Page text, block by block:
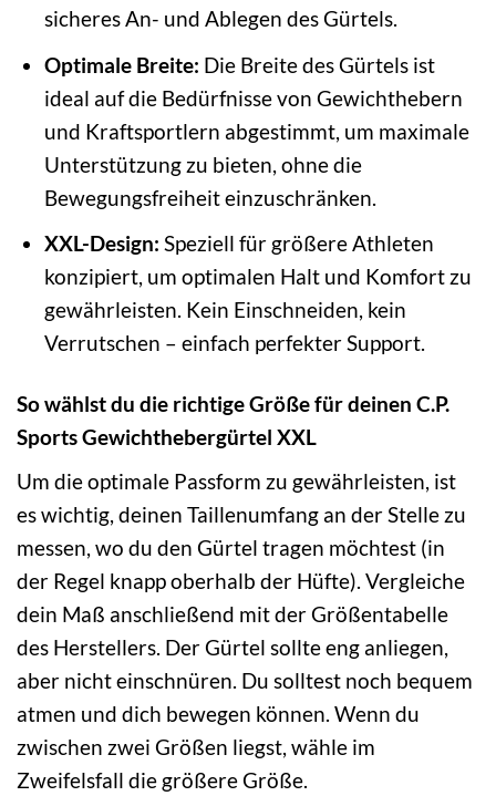
sicheres An- und Ablegen des Gürtels.
Optimale Breite: Die Breite des Gürtels ist
ideal auf die Bedürfnisse von Gewichthebern
und Kraftsportlern abgestimmt, um maximale
Unterstützung zu bieten, ohne die
Bewegungsfreiheit einzuschränken.
XXL-Design: Speziell für größere Athleten
konzipiert, um optimalen Halt und Komfort zu
gewährleisten. Kein Einschneiden, kein
Verrutschen – einfach perfekter Support.
So wählst du die richtige Größe für deinen C.P.
Sports Gewichthebergürtel XXL
Um die optimale Passform zu gewährleisten, ist
es wichtig, deinen Taillenumfang an der Stelle zu
messen, wo du den Gürtel tragen möchtest (in
der Regel knapp oberhalb der Hüfte). Vergleiche
dein Maß anschließend mit der Größentabelle
des Herstellers. Der Gürtel sollte eng anliegen,
aber nicht einschnüren. Du solltest noch bequem
atmen und dich bewegen können. Wenn du
zwischen zwei Größen liegst, wähle im
Zweifelsfall die größere Größe.